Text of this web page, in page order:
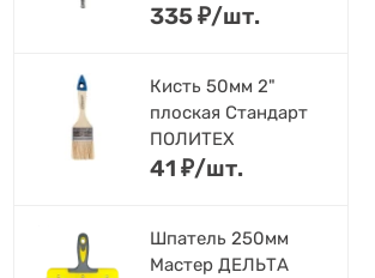
335₽/шт.
Кисть 50мм 2"
плоская Стандарт
ПОЛИТЕХ
41 ₽/шт.
Шпатель 250мм
Мастер ДЕЛЬТА